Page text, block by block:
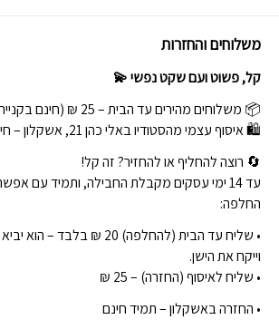
משלוחים והחזרות
קל, פשוט ועם שקט נפשי 💫
📦 משלוחים מהירים עד הבית – 25 ₪ (חינם בקנייה מעל 499 ₪)
🛍 איסוף עצמי מהסטודיו באלי כהן 21, אשקלון – חינם
🔄 רוצה להחליף או להחזיר? זה קל!
עד 14 ימי עסקים מקבלת החבילה, ותמיד עם
החלפה:
• שליח עד הבית (להחלפה) 20 ₪
וייקח את הישן.
• שליח לאיסוף (החזרה) – 25 ₪
• החזרה באשקלון – תמיד חינם